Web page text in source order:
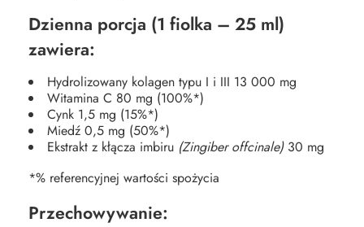
Dzienna porcja (1 fiolka – 25 ml)
zawiera:
Hydrolizowany kolagen typu I i III 13 000 mg
Witamina C 80 mg (100%*)
Cynk 1,5 mg (15%*)
Miedź 0,5 mg (50%*)
Ekstrakt z kłącza imbiru (Zingiber offcinale)30 mg
*% referencyjnej wartości spożycia
Przechowywanie: